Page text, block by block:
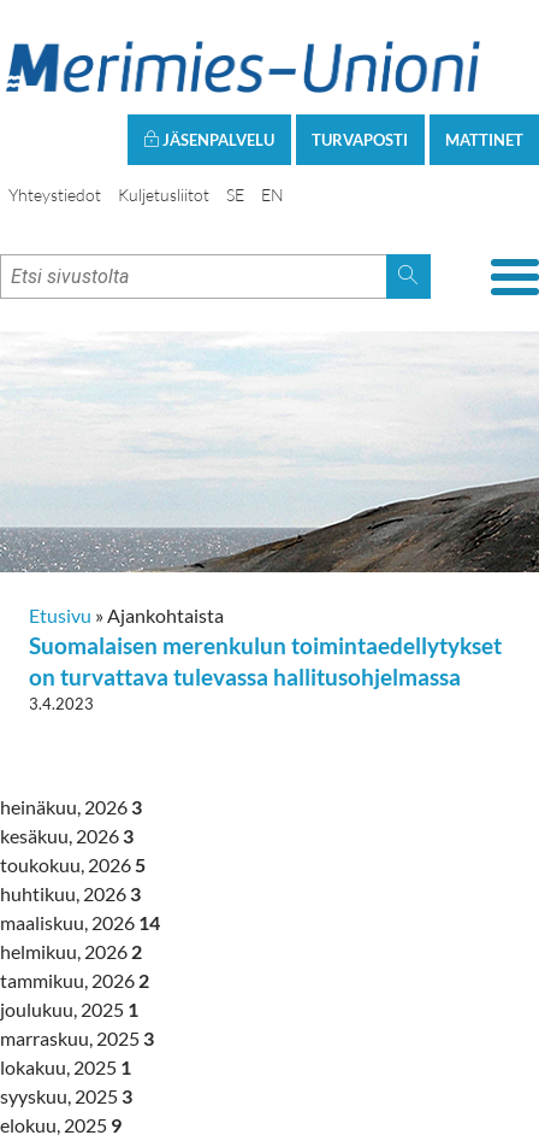
MATTINET
TURVAPOSTI
JÄSENPALVELU
Yhteystiedot Kuljetusliitot SE EN
Etusivu » Ajankohtaista
Suomalaisen merenkulun toimintaedellytykset
on turvattava tulevassa hallitusohjelmassa
3.4.2023
heinäkuu, 2026 3
kesäkuu, 2026 3
toukokuu, 20265
huhtikuu, 2026 3
maaliskuu, 2026 14
helmikuu, 2026 2
tammikuu, 2026 2
joulukuu, 2025 1
marraskuu, 2025 3
lokakuu, 2025 1
syyskuu, 2025 3
elokuu, 2025 9